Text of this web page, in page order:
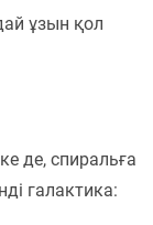
ұзын қол
де, спиральға
галактика: